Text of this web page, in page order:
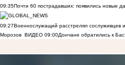
09:35Почти 60 пострадавших: появились новые
09:27Военнослужащий расстрелял сослуживцев
Морозов ВИДЕО 09:00Дончане обратились к